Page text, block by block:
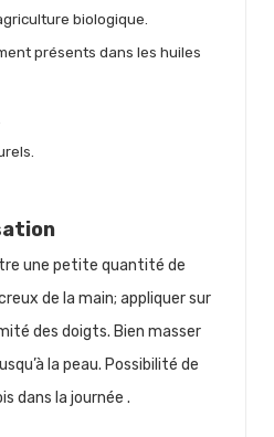
biologique.
présents dans les huiles
une petite quantité de
de la main; appliquer sur
des doigts. Bien masser
la peau. Possibilité de
dans la journée .